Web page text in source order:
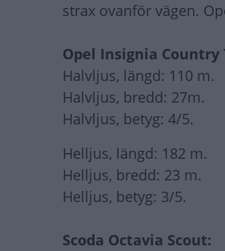
strax ovanför vägen.
Opel Insignia Country
Halvljus, längd: 110 m.
Halvljus, bredd: 27m.
Halvljus, betyg: 4/5.
Helljus, längd: 182 m.
Helljus, bredd: 23 m.
Helljus, betyg: 3/5.
Scoda Octavia Scout: